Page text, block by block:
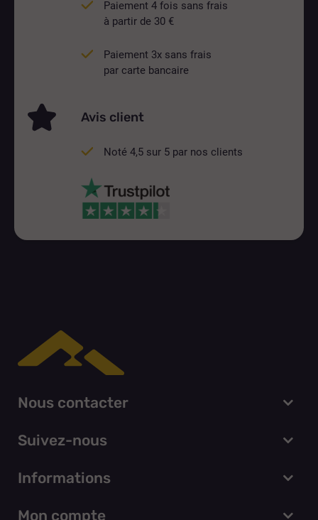
Paiement 4 fois sans frais
à partir de 30 €
Paiement 3x sans frais
par carte bancaire
Avis client
Noté 4,5 sur 5 par nos clients
Nous contacter
Suivez-nous
Informations
Mon compte